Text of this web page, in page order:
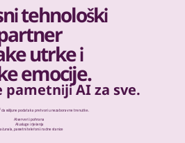
tehnološki
utrke i
emocije.
pametniji AI za sve.
® da milijune podataka pretvori u nezaboravne trenutke.
AI serveri i pohrana
AI usluge i rješenja
pametni telefoni i radne stanice